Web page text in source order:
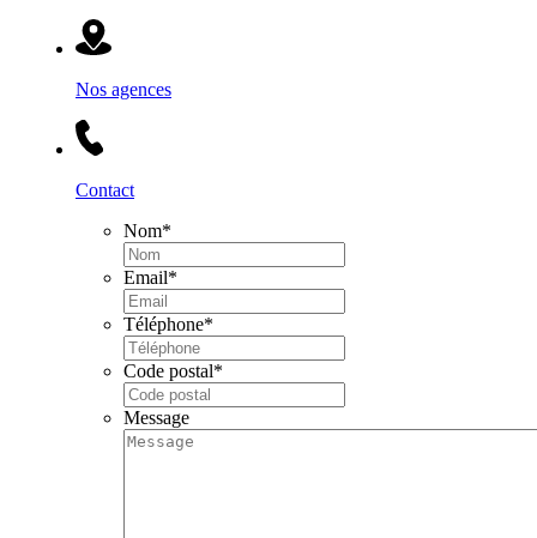
Nos agences
Contact
Nom*
Email*
Téléphone*
Code postal*
Message